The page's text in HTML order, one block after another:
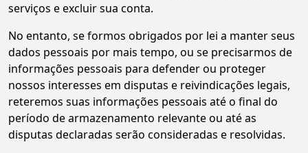
serviços e excluir sua conta.
No entanto, se formos obrigados por lei a manter seus
dados pessoais por mais tempo, ou se precisarmos de
informações pessoais para defender ou proteger
nossos interesses em disputas e reivindicações legais,
reteremos suas informações pessoais até o final do
período de armazenamento relevante ou até as
disputas declaradas serão consideradas e resolvidas.